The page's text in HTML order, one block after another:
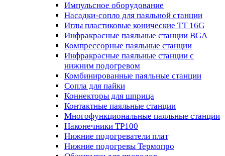
Импульсное оборудование
Насадки-сопло для паяльной станции
Иглы пластиковые конические TT 16G
Инфракрасные паяльные станции BGA
Компрессорные паяльные станции
Инфракрасные паяльные станции с
нижним подогревом
Комбинированные паяльные станции
Сопла для пайки
Коннекторы для шприца
Контактные паяльные станции
Многофункциональные паяльные станции
Наконечники TP100
Нижние подогреватели плат
Нижние подогревы Термопро